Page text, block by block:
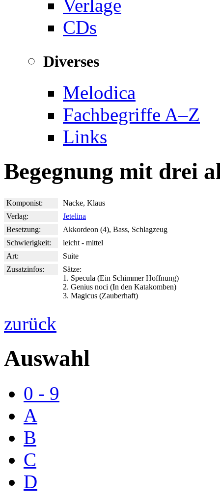
Verlage
CDs
Diverses
Melodica
Fachbegriffe A–Z
Links
Begegnung mit drei
Komponist:
Nacke, Klaus
Verlag:
Jetelina
Besetzung:
Akkordeon (4), Bass, Schlagzeug
Schwierigkeit:
leicht - mittel
Art:
Suite
Zusatzinfos:
Sätze:
1. Specula (Ein Schimmer Hoffnung)
2. Genius noci (In den Katakomben)
3. Magicus (Zauberhaft)
zurück
Auswahl
0 - 9
A
B
C
D